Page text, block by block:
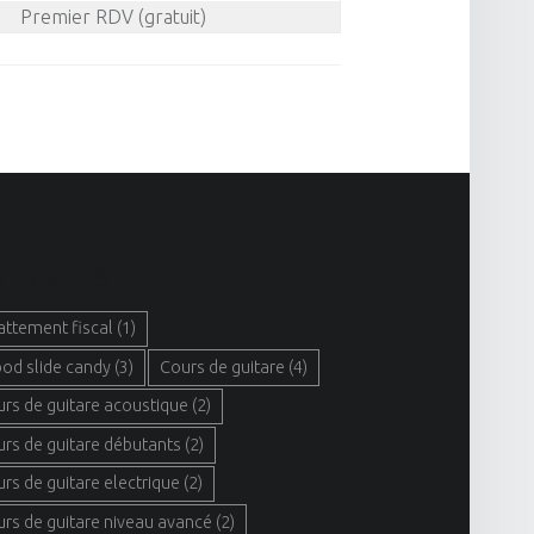
Premier RDV (gratuit)
fiscal (1)
slide candy (3) Cours de guitare (4)
de guitare acoustique (2)
de guitare débutants (2)
de guitare electrique (2)
de guitare niveau avancé (2)